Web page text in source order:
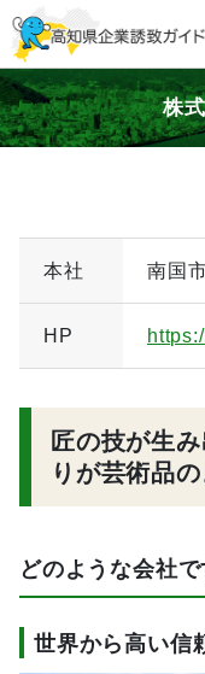
株
本社 南国
HP
匠の技が生
りが芸術品
どのような会社で
世界から高い信